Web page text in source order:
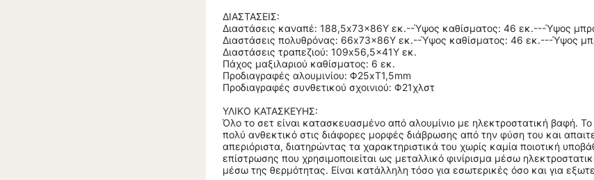
ΔΙΑΣΤΑΣΕΙΣ:
Διαστάσεις καναπέ: 188,5x73x86Y εκ.--Ύψος καθίσματος: 46 εκ.---Ύψος
Διαστάσεις πολυθρόνας: 66x73x86Y εκ.--Ύψος καθίσματος: 46 εκ.---Ύψος
Διαστάσεις τραπεζιού: 109x56,5x41Y εκ.
Πάχος μαξιλαριού καθίσματος: 6 εκ.
Προδιαγραφές αλουμινίου: Φ25xΤ1,5mm
Προδιαγραφές συνθετικού σχοινιού: Φ21χλστ
ΥΛΙΚΟ ΚΑΤΑΣΚΕΥΗΣ:
Όλο το σετ είναι κατασκευασμένο από αλουμίνιο με ηλεκτροστατική βαφή. Το
πολύ ανθεκτικό στις διάφορες μορφές διάβρωσης από την φύση του και
απεριόριστα, διατηρώντας τα χαρακτηριστικά του χωρίς καμία ποιοτική
επίστρωσης που χρησιμοποιείται ως μεταλλικό φινίρισμα μέσω
μέσω της θερμότητας. Είναι κατάλληλη τόσο για εσωτερικές όσο και για